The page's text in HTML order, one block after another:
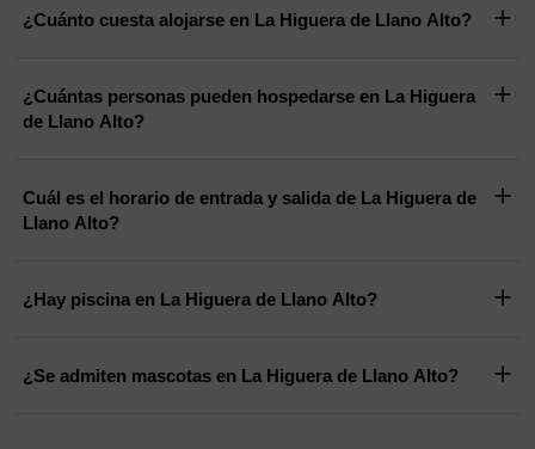
¿Cuánto cuesta alojarse en La Higuera de Llano Alto?
¿Cuántas personas pueden hospedarse en La Higuera
de Llano Alto?
Cuál es el horario de entrada y salida de La Higuera de
Llano Alto?
¿Hay piscina en La Higuera de Llano Alto?
¿Se admiten mascotas en La Higuera de Llano Alto?